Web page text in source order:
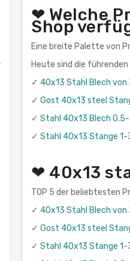
❤ Welche
Shop
Eine breite Palette von
Heute sind die
✓ 40x13 Stahl Blech
✓ Gost 40x13 steel
✓ Stahl 40x13 Blech
✓ Stahl 40x13 Stange
❤ 40x13
TOP 5 der beliebtesten
✓ 40x13 Stahl Blech
✓ Gost 40x13 steel
✓ Stahl 40x13 Stange